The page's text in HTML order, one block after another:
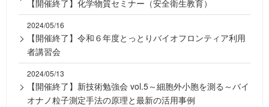
【開催終了】化学物質セミナー（安全衛生教育）
2024/05/16
【開催終了】令和６年度とっとりバイオフロンティア利用
者講習会
2024/05/13
【開催終了】新技術勉強会 vol.5～細胞外小胞を測る～バイ
オナノ粒子測定手法の原理と最新の活用事例